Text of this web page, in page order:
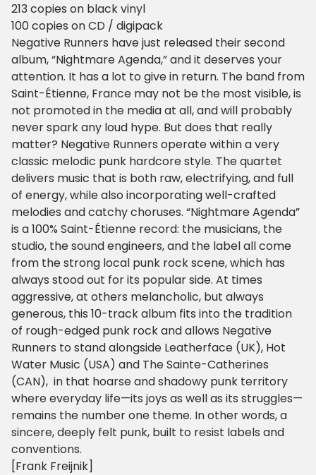
213 copies on black vinyl
100 copies on CD / digipack
Negative Runners have just released their second
album, “Nightmare Agenda,” and it deserves your
attention. It has a lot to give in return. The band from
Saint-Étienne, France may not be the most visible, is
not promoted in the media at all, and will probably
never spark any loud hype. But does that really
matter? Negative Runners operate within a very
classic melodic punk hardcore style. The quartet
delivers music that is both raw, electrifying, and full
of energy, while also incorporating well-crafted
melodies and catchy choruses. “Nightmare Agenda”
is a 100% Saint-Étienne record: the musicians, the
studio, the sound engineers, and the label all come
from the strong local punk rock scene, which has
always stood out for its popular side. At times
aggressive, at others melancholic, but always
generous, this 10-track album fits into the tradition
of rough-edged punk rock and allows Negative
Runners to stand alongside Leatherface (UK), Hot
Water Music (USA) and The Sainte-Catherines
(CAN), in that hoarse and shadowy punk territory
where everyday life—its joys as well as its struggles—
remains the number one theme. In other words, a
sincere, deeply felt punk, built to resist labels and
conventions.
[Frank Freijnik]